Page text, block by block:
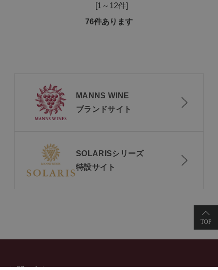
[1～12件]
76件あります
MANNS WINE
ブランドサイト
SOLARISシリーズ
特設サイト